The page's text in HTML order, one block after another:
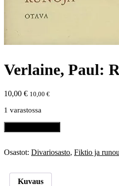
Verlaine, Paul:
10,00 € 10,00 €
1 varastossa
Verlaine,
Paul:
määrä
Osastot: Divariosasto, Fiktio ja
Kuvaus